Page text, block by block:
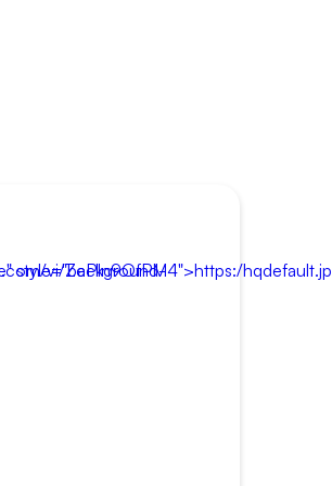
image:url(https://img.youtube.com/vi/ZePIn9OfPM4">https:/